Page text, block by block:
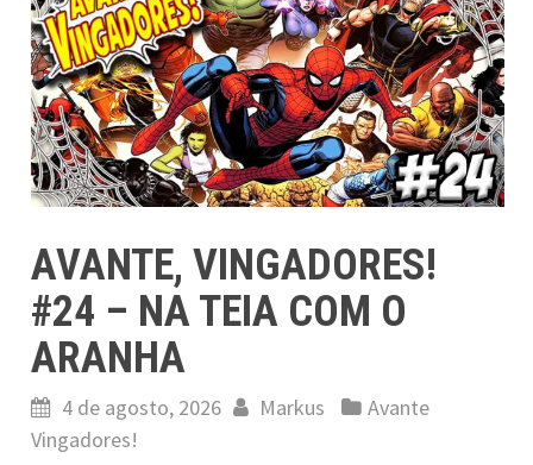
AVANTE, VINGADORES!
#24 – NA TEIA COM O
ARANHA
4 de agosto, 2026 Markus
Avante
Vingadores!